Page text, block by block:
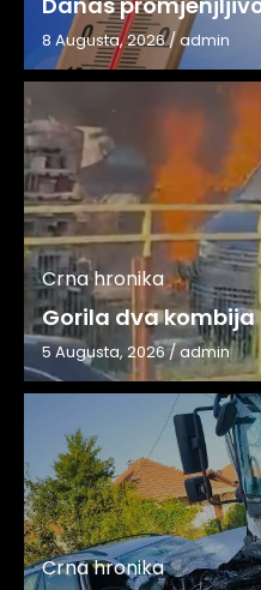
8 Augusta, 2026/admin
Crna hronika
Gorila dva kombija
5 Augusta, 2026/admin
Crna hronika